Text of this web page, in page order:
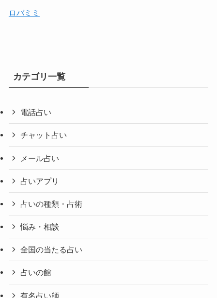
ロバミミ
カテゴリ一覧
電話占い
チャット占い
メール占い
占いアプリ
占いの種類・占術
悩み・相談
全国の当たる占い
占いの館
有名占い師